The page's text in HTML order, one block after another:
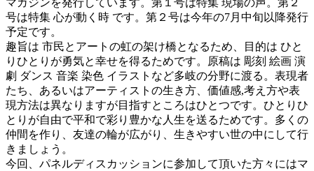
マガジンを発行しています。第１号は特集 現場の声。第２
号は特集 心が動く時 です。第２号は今年の7月中旬以降発行
予定です。
趣旨は 市民とアートの虹の架け橋となるため、目的は ひと
りひとりが勇気と幸せを得るためです。原稿は 彫刻 絵画 演
劇 ダンス 音楽 染色 イラストなど多岐の分野に渡る。表現者
たち、あるいはアーティストの生き方、価値感,考え方や表
現方法は異なりますが目指すところはひとつです。ひとりひ
とりが自由で平和で彩り豊かな人生を送るためです。多くの
仲間を作り、友達の輪が広がり、生きやすい世の中にして行
きましょう。
今回、パネルディスカッションに参加して頂いた方々にはマ